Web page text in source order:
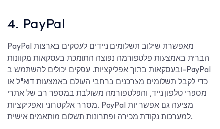
4. PayPal
PayPal מאפשרת שילוב תשלומים ניידים לעסקים בארצות
הברית באמצעות פלטפורמה נפוצה התומכת בעסקאות מקוונות
ובעסקאות בתוך אפליקציות. עסקים יכולים להשתמש ב-PayPal
כדי לקבל תשלומים מצרכנים ברחבי העולם באמצעות דוא"ל או
מספרי טלפון נייד, והפלטפורמה משולבת במספר רב של אתרי
מסחר אלקטרוני ואפליקציות. PayPal מציעה גם אפשרויות
למערכות נקודת מכירה ופתרונות תשלום מותאמים אישית.